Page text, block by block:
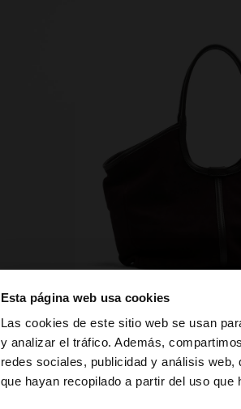
Esta página web usa cookies
Las cookies de este sitio web se usan
y analizar el tráfico. Además,
redes sociales, publicidad y análisis
que hayan recopilado a partir del uso
hola
Estás accediendo a la web de
bolsos